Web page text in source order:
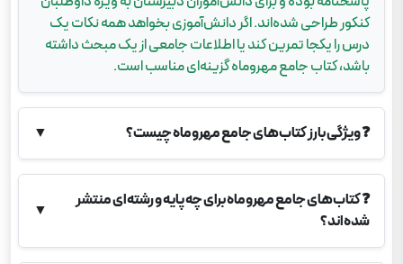
کنکور طراحی شده‌اند. اگر دانش‌آموزی بخواهد همه نکات یک
درس را یکجا تمرین کند یا اطلاعات جامعی از یک مبحث داشته
باشد، کتاب جامع مهروماه گزینه‌ای مناسب است.
❓ویژگی بارز کتاب‌های جامع مهروماه چیست؟ ▼
❓کتاب‌های جامع مهروماه برای چه پایه و رشته‌ای منتشر
شده‌اند؟
▼